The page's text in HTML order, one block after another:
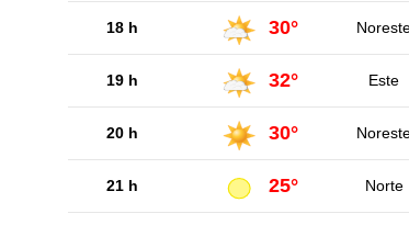
18 h 30°
19 h 32° Este
20 h 30°
21 h 25° Norte